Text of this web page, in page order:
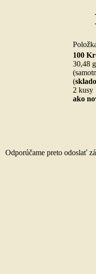
100
30,48
(
2 kusy
ako
Odporúčame preto odoslať